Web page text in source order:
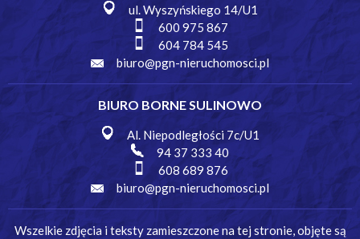
ul. Wyszyńskiego 14/U1
600 975 867
604 784 545
biuro@pgn-nieruchomosci.pl
BIURO BORNE SULINOWO
Al. Niepodległości 7c/U1
94 37 333 40
608 689 876
biuro@pgn-nieruchomosci.pl
Wszelkie zdjęcia i teksty zamieszczone na tej stronie, objęte są